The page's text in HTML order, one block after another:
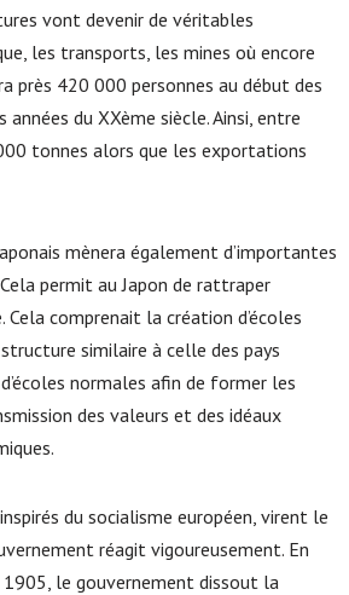
vont devenir de véritables
les transports, les mines où encore
près 420 000 personnes au début des
du XXème siècle. Ainsi, entre
tonnes alors que les exportations
mènera également d’importantes
permit au Japon de rattraper
comprenait la création d’écoles
similaire à celle des pays
normales afin de former les
des valeurs et des idéaux
du socialisme européen, virent le
réagit vigoureusement. En
le gouvernement dissout la